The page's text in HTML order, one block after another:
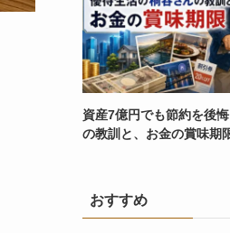
資産7億円でも節約を後
の教訓と、お金の賞味期
おすすめ